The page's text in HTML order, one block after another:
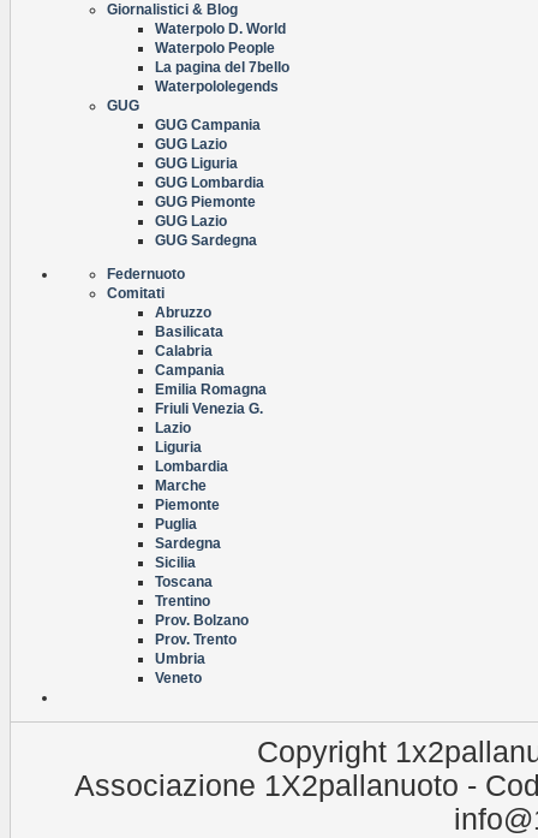
Giornalistici & Blog
Waterpolo D. World
Waterpolo People
La pagina del 7bello
Waterpololegends
GUG
GUG Campania
GUG Lazio
GUG Liguria
GUG Lombardia
GUG Piemonte
GUG Lazio
GUG Sardegna
Federnuoto
Comitati
Abruzzo
Basilicata
Calabria
Campania
Emilia Romagna
Friuli Venezia G.
Lazio
Liguria
Lombardia
Marche
Piemonte
Puglia
Sardegna
Sicilia
Toscana
Trentino
Prov. Bolzano
Prov. Trento
Umbria
Veneto
Copyright
Associazione 1X2pallanuoto -